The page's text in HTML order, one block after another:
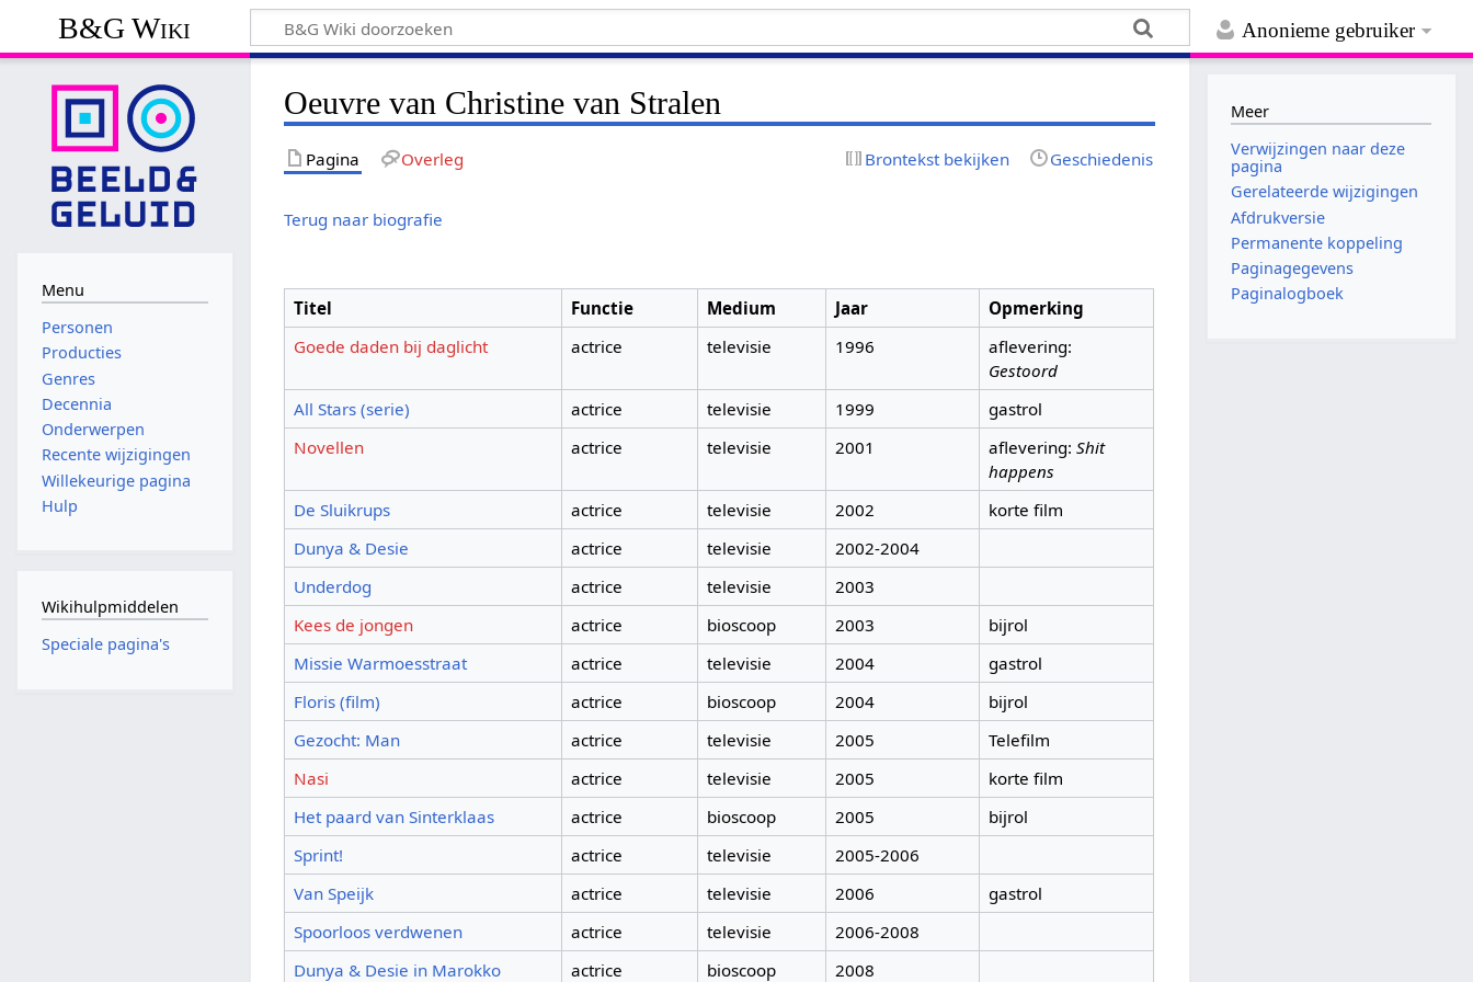
Anonieme gebruiker
B&G Wiki
Oeuvre van Christine van Stralen
Pagina Overleg Brontekst bekijken Geschiedenis
Terug naar biografie
Titel Functie Medium Jaar
Opmerking
Goede daden bij daglicht
actrice televisie 1996
aflevering:
Gestoord
All Stars (serie)
actrice televisie 1999
gastrol
Novellen
actrice televisie 2001 aflevering: Shit
happens
De Sluikrups
actrice televisie 2002
korte film
Dunya & Desie
actrice televisie
2002-2004
Underdog
actrice televisie
2003
Kees de jongen
actrice bioscoop 2003
bijrol
Missie Warmoesstraat
actrice televisie 2004
gastrol
Floris (film)
actrice bioscoop 2004
bijrol
Gezocht: Man
actrice televisie 2005
Telefilm
Nasi
actrice televisie 2005
korte film
Het paard van Sinterklaas
actrice bioscoop 2005
bijrol
Sprint!
actrice televisie
2005-2006
Van Speijk
actrice televisie 2006
gastrol
Spoorloos verdwenen
actrice televisie
2006-2008
Dunya & Desie in Marokko
actrice bioscoop 2008
Menu
Personen
Producties
Genres
Decennia
Onderwerpen
Recente wijzigingen
Willekeurige pagina
Hulp
Wikihulpmiddelen
Speciale pagina's
Meer
Verwijzingen naar deze
pagina
Gerelateerde wijzigingen
Afdrukversie
Permanente koppeling
Paginagegevens
Paginalogboek